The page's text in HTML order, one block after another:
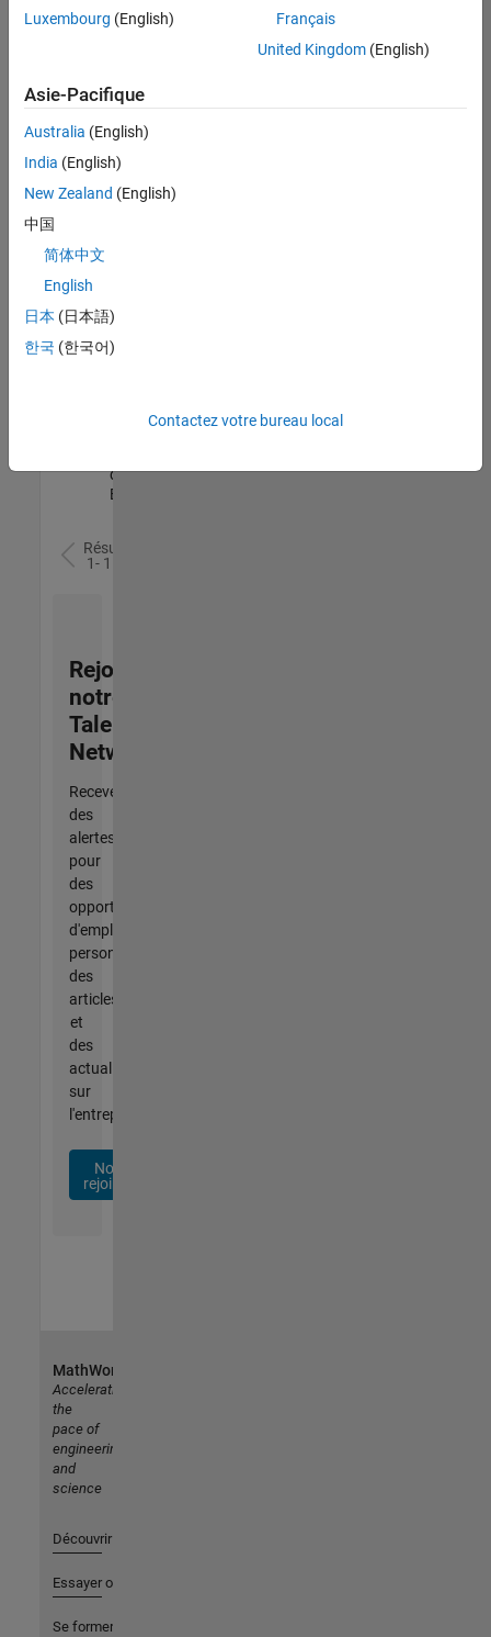
Effectuez
lieu
pour
l’ensemble
des
opportunités
votre
région.
Senior Software Quality Engineer
Senior
Engineer
qualité |
Expérimenté(e)
Résultats
1- 1 de
Rejoignez
notre
Talent
Network
Recevez
des
alertes
pour
des
opportunités
d'emploi
personnalisées,
des
articles
et
des
actualités
sur
l'entreprise.
Nous
rejoindre
Luxembourg (English)
Français
United Kingdom(English)
Asie-Pacifique
Australia (English)
India (English)
New Zealand (English)
中国
简体中文
English
日本 (日本語)
한국 (한국어)
Contactez votre bureau local
MathWorks
Accelerating
the
pace of
engineering
and
science
Découvrir les produits
Essayer ou acheter
Se former